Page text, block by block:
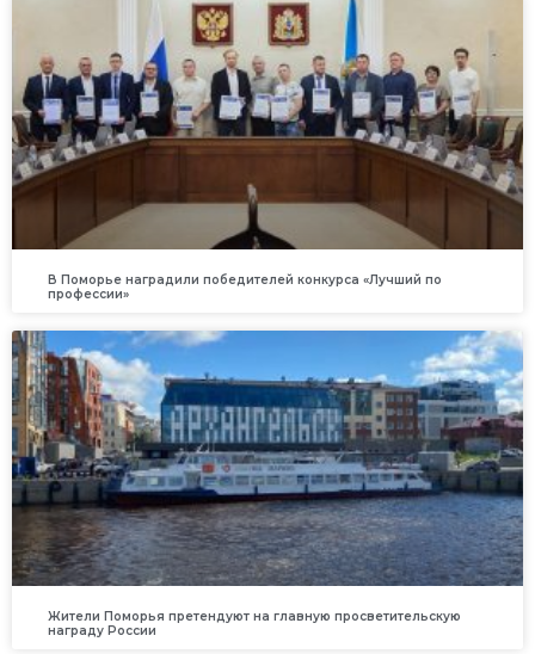
В Поморье наградили победителей конкурса «Лучший по
профессии»
Жители Поморья претендуют на главную просветительскую
награду России